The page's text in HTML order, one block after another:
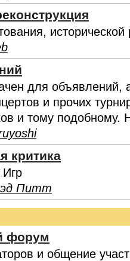
исторической
для объявлений,
и прочих
и тому подобному.
критика
Питт
форум
и общение